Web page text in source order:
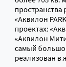
«Аквилон
проектах:
«Аквилон
самый
реализован в